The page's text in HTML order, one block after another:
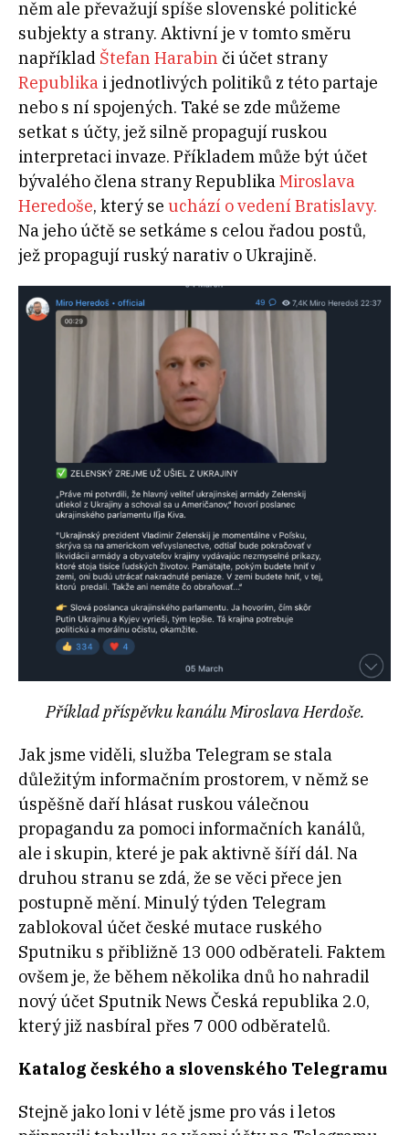
něm ale převažují spíše slovenské politické
subjekty a strany. Aktivní je v tomto směru
například Štefan Harabin či účet strany
Republika i jednotlivých politiků z této partaje
nebo s ní spojených. Také se zde můžeme
setkat s účty, jež silně propagují ruskou
interpretaci invaze. Příkladem může být účet
bývalého člena strany Republika Miroslava
Heredoše, který se uchází o vedení Bratislavy.
Na jeho účtě se setkáme s celou řadou postů,
jež propagují ruský narativ o Ukrajině.
Příklad příspěvku kanálu Miroslava Herdoše.
Jak jsme viděli, služba Telegram se stala
důležitým informačním prostorem, v němž se
úspěšně daří hlásat ruskou válečnou
propagandu za pomoci informačních kanálů,
ale i skupin, které je pak aktivně šíří dál. Na
druhou stranu se zdá, že se věci přece jen
postupně mění. Minulý týden Telegram
zablokoval účet české mutace ruského
Sputniku s přibližně 13 000 odběrateli. Faktem
ovšem je, že během několika dnů ho nahradil
nový účet Sputnik News Česká republika 2.0,
který již nasbíral přes 7 000 odběratelů.
Katalog českého a slovenského Telegramu
Stejně jako loni v létě jsme pro vás i letos